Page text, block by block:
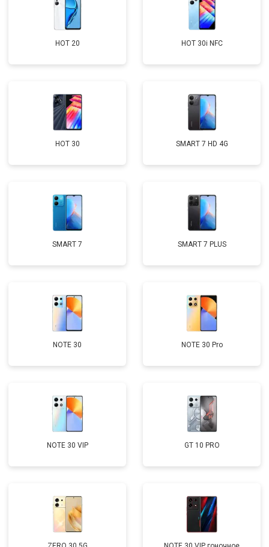
HOT 20 HOT 30i NFC
HOT 30 SMART 7 HD 4G
SMART 7 SMART 7 PLUS
NOTE 30 NOTE 30 Pro
NOTE 30 VIP GT 10 PRO